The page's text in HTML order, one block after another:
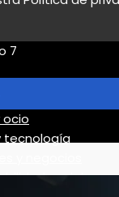
7
ocio
tecnología
social